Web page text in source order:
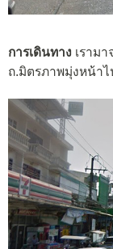
การเดินทาง เราม
ถ.มิตรภาพมุ่งหน้า